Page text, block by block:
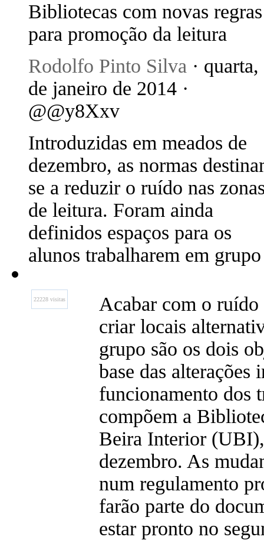
Bibliotecas com novas regras
para promoção da leitura
Rodolfo Pinto Silva ·
de janeiro de 2014 ·
@@y8Xxv
Introduzidas em meados de
dezembro, as normas
se a reduzir o ruído nas
de leitura. Foram ainda
definidos espaços para os
alunos trabalharem em grupo
22228 visitas
Acabar com o ruído
criar locais
grupo são os dois
base das alterações
funcionamento dos
compõem a
Beira Interior (UBI),
dezembro. As
num regulamento
farão parte do
estar pronto no